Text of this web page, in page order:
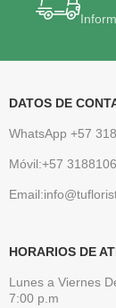
DATOS DE
WhatsApp +57
Móvil:+57
HORARIOS DE
Lunes a Viernes
7:00 p.m